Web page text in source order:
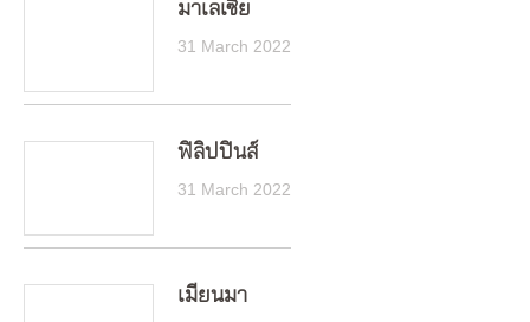
มาเลเซีย
31 March 2022
ฟิลิปปินส์
31 March 2022
เมียนมา